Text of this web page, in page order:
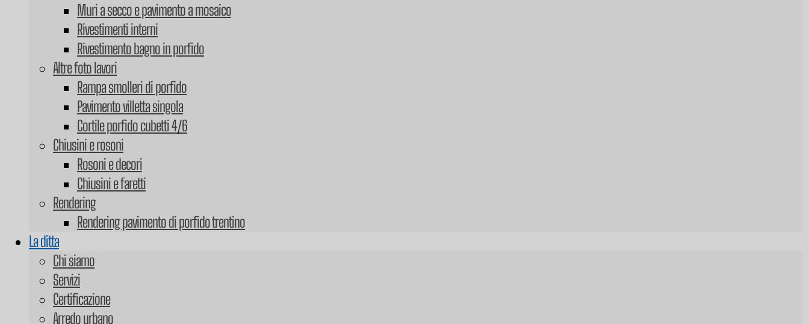
Muri a secco e pavimento a mosaico
Rivestimenti interni
Rivestimento bagno in porfido
Altre foto lavori
Rampa smolleri di porfido
Pavimento villetta singola
Cortile porfido cubetti 4/6
Chiusini e rosoni
Rosoni e decori
Chiusini e faretti
Rendering
Rendering pavimento di porfido trentino
La ditta
Chi siamo
Servizi
Certificazione
Arredo urbano